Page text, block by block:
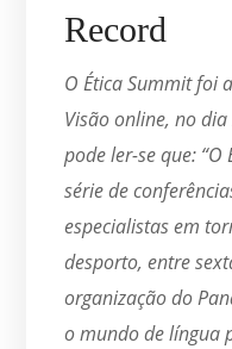
Record
O Ética Summit foi
Visão online, no
pode ler-se que:
série de
especialistas em
desporto, entre
organização do
o mundo de língua